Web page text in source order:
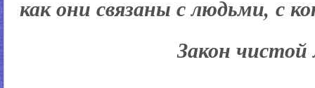
как они связаны с людьми, с
Закон